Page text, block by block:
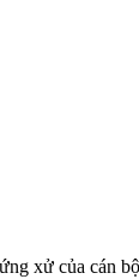
xử của cán